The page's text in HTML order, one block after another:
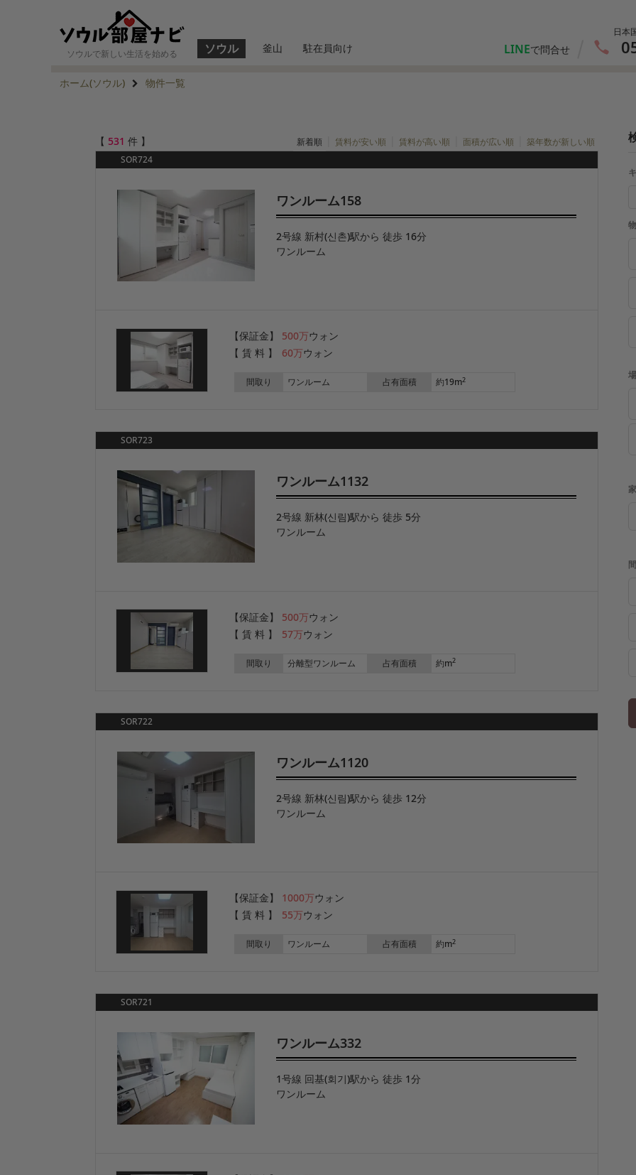
ソウルで新しい生活を始める ソウル 釜山 駐在員向け LINEで問合せ
日本
ホーム(ソウル) 物件一覧
【 531 件 】 新着順 賃料が安い順 賃料が高い順 面積が広い順
築年数が新しい順
SOR724
ワンルーム158
2号線 新村(신촌)駅から 徒歩 16分
ワンルーム
【保証金】 500万ウォン
【 賃 料 】
60万ウォン
間取り ワンルーム 占有面積 約19m2
SOR723
ワンルーム1132
2号線 新林(신림)駅から 徒歩 5分
ワンルーム
【保証金】 500万ウォン
【 賃 料 】
57万ウォン
間取り 分離型ワンルーム 占有面積 約m2
SOR722
ワンルーム1120
2号線 新林(신림)駅から 徒歩 12分
ワンルーム
【保証金】 1000万ウォン
【 賃 料 】
55万ウォン
間取り ワンルーム 占有面積 約m2
SOR721
ワンルーム332
1号線 回基(회기)駅から 徒歩 1分
ワンルーム